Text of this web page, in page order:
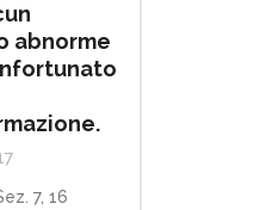
abnorme
7, 16